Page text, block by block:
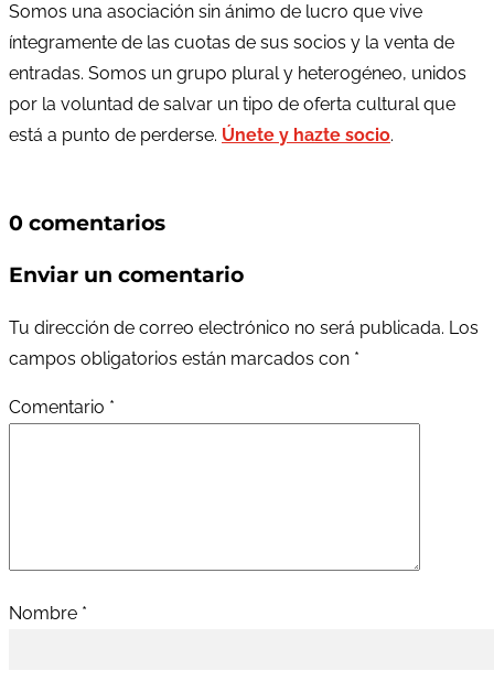
Somos una asociación sin ánimo de lucro que vive
íntegramente de las cuotas de sus socios y la venta de
entradas. Somos un grupo plural y heterogéneo, unidos
por la voluntad de salvar un tipo de oferta cultural que
está a punto de perderse. Únete y hazte socio.
0 comentarios
Enviar un comentario
Tu dirección de correo electrónico no será publicada. Los
campos obligatorios están marcados con *
Comentario *
Nombre *